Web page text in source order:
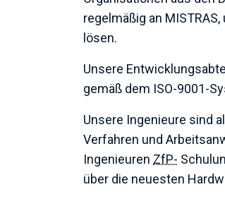
regelmäßig an
lösen.
Unsere
gemäß dem ISO-9001-
Unsere Ingenieure sind
Verfahren und
Ingenieuren ZfP-
über die neuesten